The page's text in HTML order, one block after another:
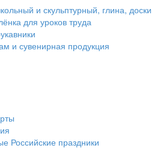
и скульптурный, глина, доски
для уроков труда
и сувенирная продукция
Российские праздники